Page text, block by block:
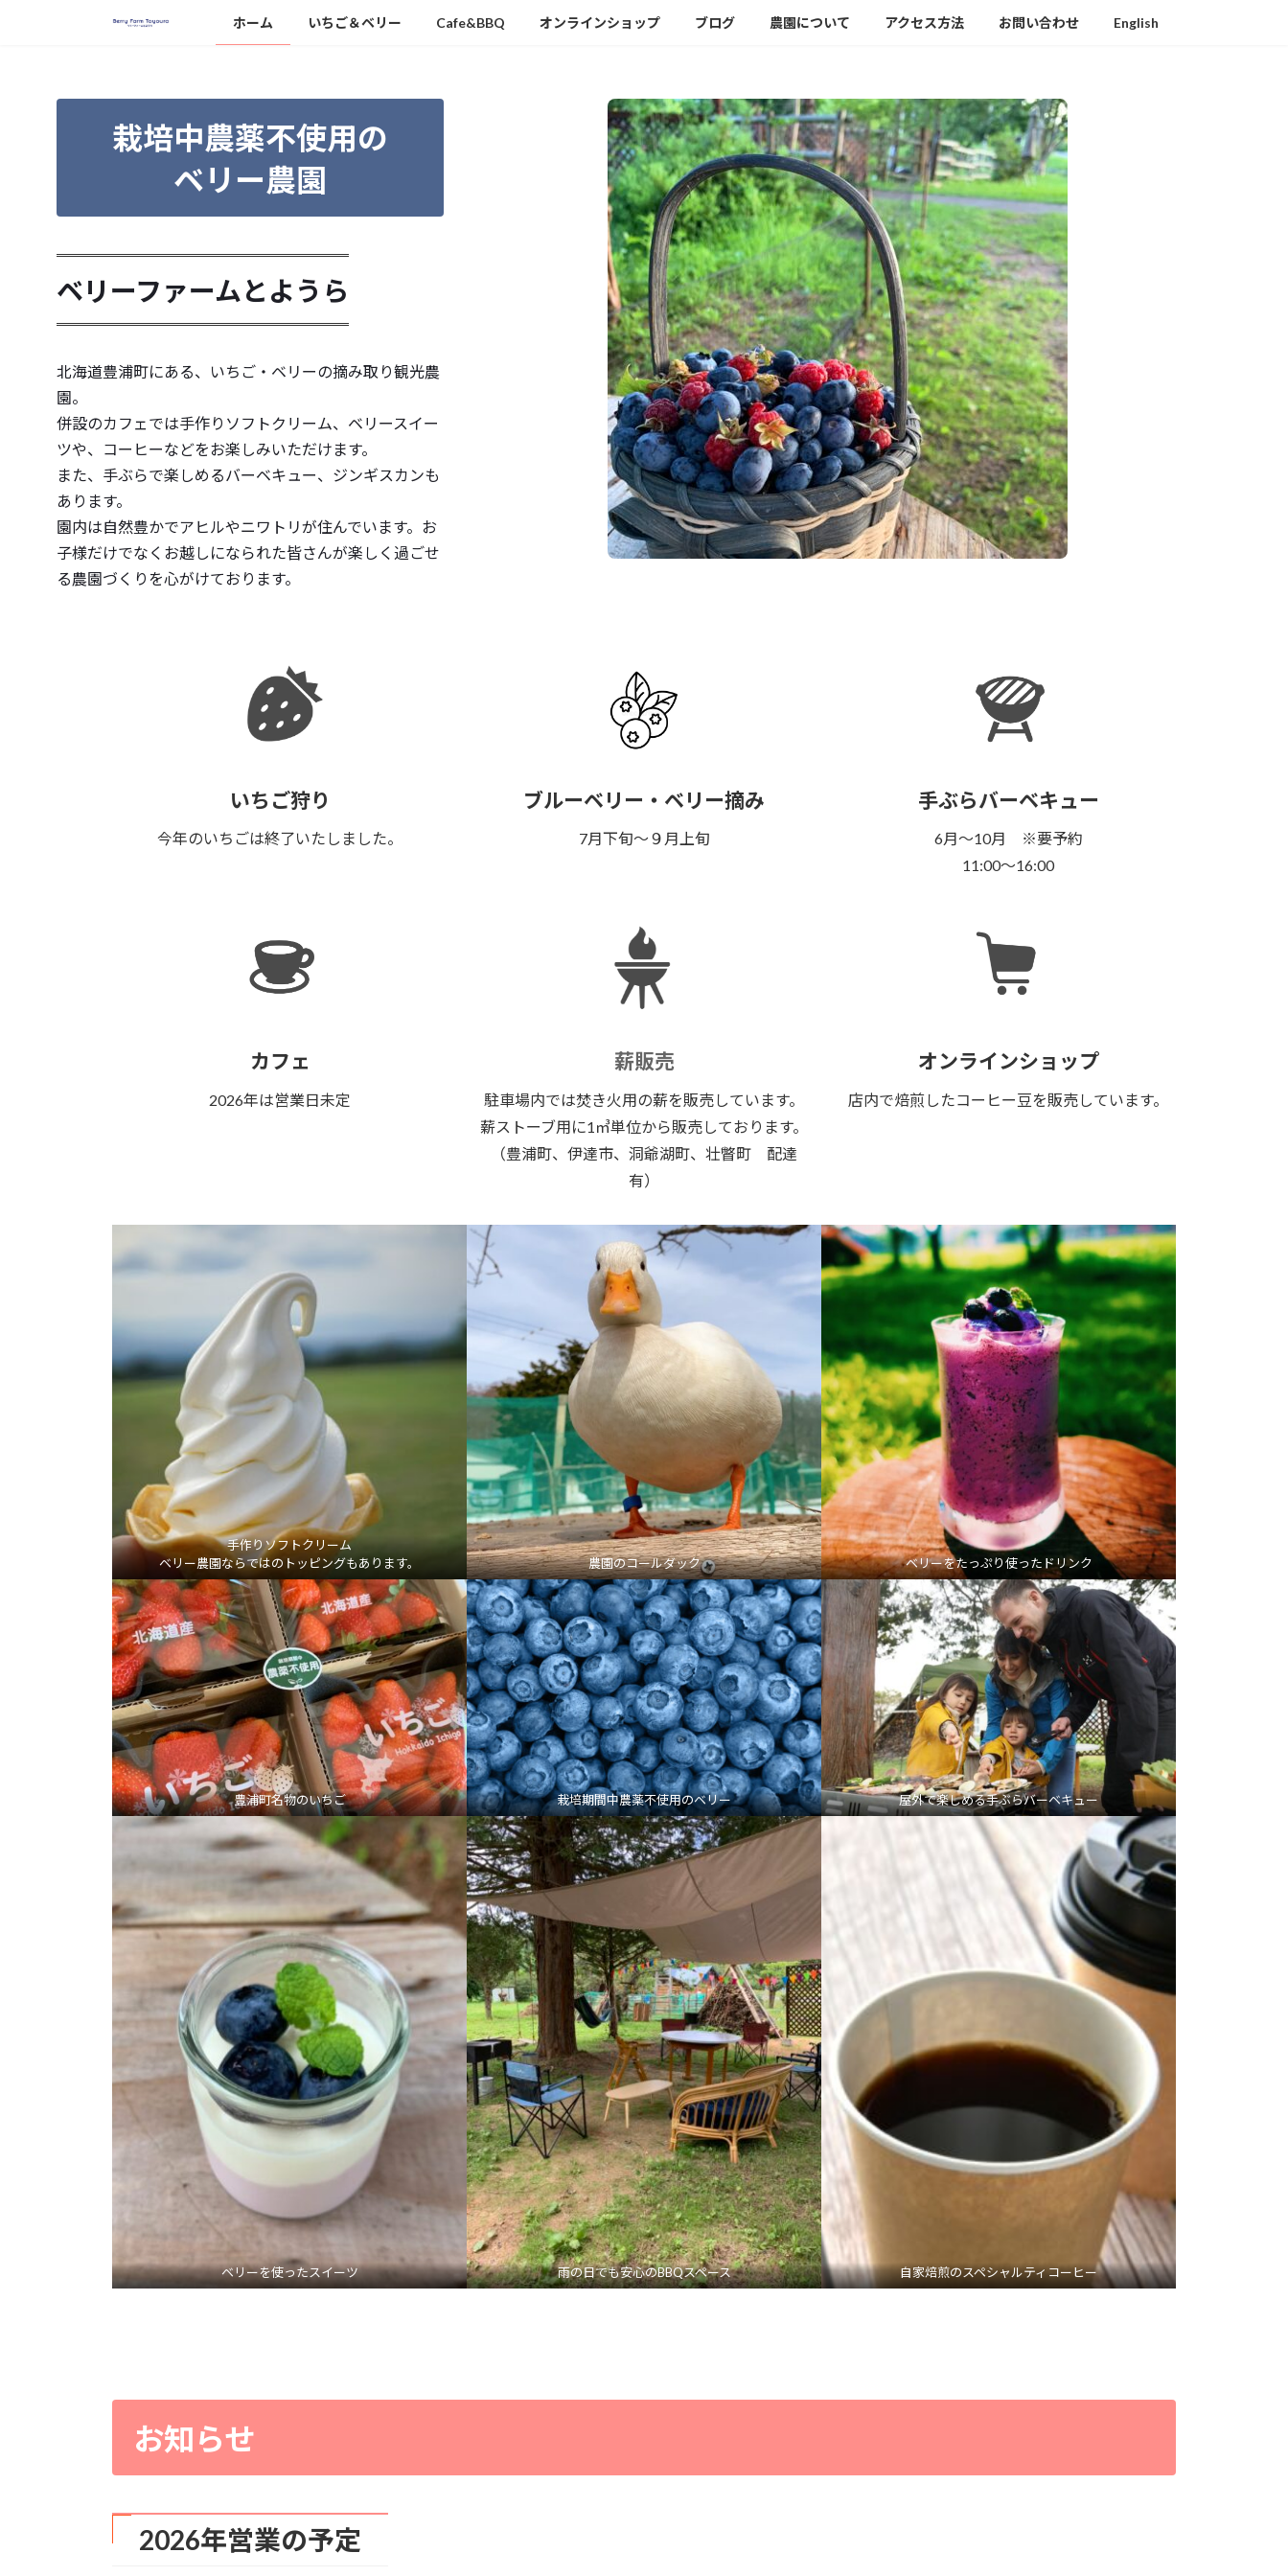
ホーム いちご＆ベリー Cafe&BBQ オンラインショップ ブログ 農園について アクセス方法 お問い合わせ English
栽培中農薬不使用の
ベリー農園
ベリーファームとようら
北海道豊浦町にある、いちご・ベリーの摘み取り観光農
園。
併設のカフェでは手作りソフトクリーム、ベリースイー
ツや、コーヒーなどをお楽しみいただけます。
また、手ぶらで楽しめるバーベキュー、ジンギスカンも
あります。
園内は自然豊かでアヒルやニワトリが住んでいます。お
子様だけでなくお越しになられた皆さんが楽しく過ごせ
る農園づくりを心がけております。
いちご狩り
今年のいちごは終了いたしました。
ブルーベリー・ベリー摘み
7月下旬～９月上旬
手ぶらバーベキュー
6月～10月 ※要予約
11:00～16:00
カフェ
2026年は営業日未定
薪販売
駐車場内では焚き火用の薪を販売しています。
薪ストーブ用に1㎥単位から販売しております。
（豊浦町、伊達市、洞爺湖町、壮瞥町 配達
有）
オンラインショップ
店内で焙煎したコーヒー豆を販売しています。
手作りソフトクリーム
ベリー農園ならではのトッピングもあります。
農園のコールダック ベリーをたっぷり使ったドリンク
豊浦町名物のいちご 栽培期間中農薬不使用のベリー 屋外で楽しめる手ぶらバーベキュー
ベリーを使ったスイーツ 雨の日でも安心のBBQスペース 自家焙煎のスペシャルティコーヒー
お知らせ
2026年営業の予定